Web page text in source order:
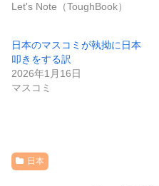
Let's Note（ToughBook）
日本のマスコミが執拗に日本
叩きをする訳
2026年1月16日
マスコミ
日本